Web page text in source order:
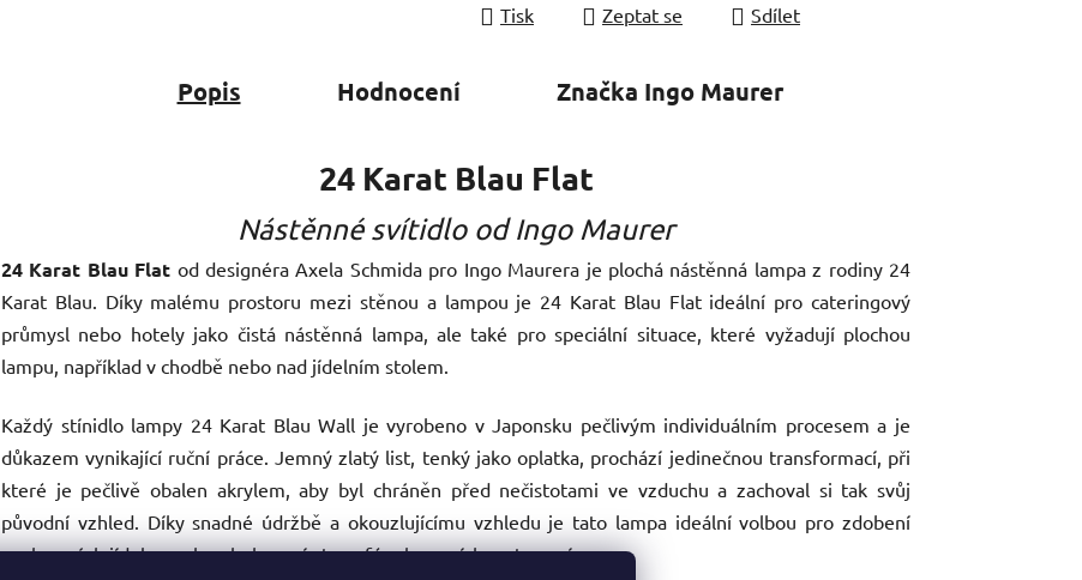
Tisk Zeptat se Sdílet
Popis Hodnocení Značka Ingo Maurer
24 Karat Blau Flat
Nástěnné svítidlo od Ingo Maurer
24 Karat Blau Flat od designéra Axela Schmida pro Ingo Maurera je plochá nástěnná lampa z rodiny 24
Karat Blau. Díky malému prostoru mezi stěnou a lampou je 24 Karat Blau Flat ideální pro cateringový
průmysl nebo hotely jako čistá nástěnná lampa, ale také pro speciální situace, které vyžadují plochou
lampu, například v chodbě nebo nad jídelním stolem.
Každý stínidlo lampy 24 Karat Blau Wall je vyrobeno v Japonsku pečlivým individuálním procesem a je
důkazem vynikající ruční práce. Jemný zlatý list, tenký jako oplatka, prochází jedinečnou transformací, při
které je pečlivě obalen akrylem, aby byl chráněn před nečistotami ve vzduchu a zachoval si tak svůj
původní vzhled. Díky snadné údržbě a okouzlujícímu vzhledu je tato lampa ideální volbou pro zdobení
soukromých jídelen nebo obohacení atmosféry luxusních restaurací.